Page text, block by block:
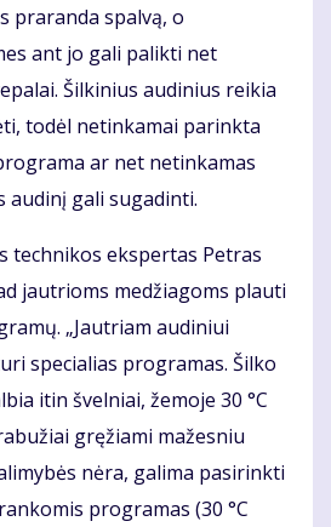
praranda spalvą, o
ant jo gali palikti net
Šilkinius audinius reikia
todėl netinkamai parinkta
ar net netinkamas
audinį gali sugadinti.
technikos ekspertas Petras
jautrioms medžiagoms plauti
„Jautriam audiniui
specialias programas. Šilko
itin švelniai, žemoje 30 °C
gręžiami mažesniu
nėra, galima pasirinkti
programas (30 °C